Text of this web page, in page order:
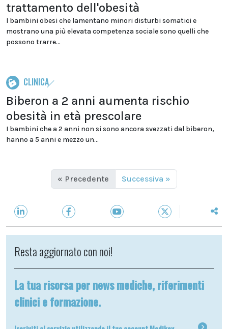
trattamento dell'obesità
I bambini obesi che lamentano minori disturbi somatici e
mostrano una più elevata competenza sociale sono quelli che
possono trarre...
CLINICA
Biberon a 2 anni aumenta rischio
obesità in età prescolare
I bambini che a 2 anni non si sono ancora svezzati dal biberon,
hanno a 5 anni e mezzo un...
« Precedente Successiva »
Resta aggiornato con noi!
La tua risorsa per news mediche, riferimenti
clinici e formazione.